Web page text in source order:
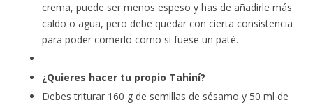
crema, puede ser menos espeso y has de añadirle más
caldo o agua, pero debe quedar con cierta consistencia
para poder comerlo como si fuese un paté.
¿Quieres hacer tu propio Tahiní?
Debes triturar 160 g de semillas de sésamo y 50 ml de